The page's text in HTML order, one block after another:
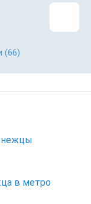
(66)
в метро